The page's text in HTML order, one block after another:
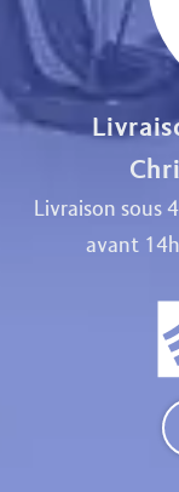
Livraison sous
avant